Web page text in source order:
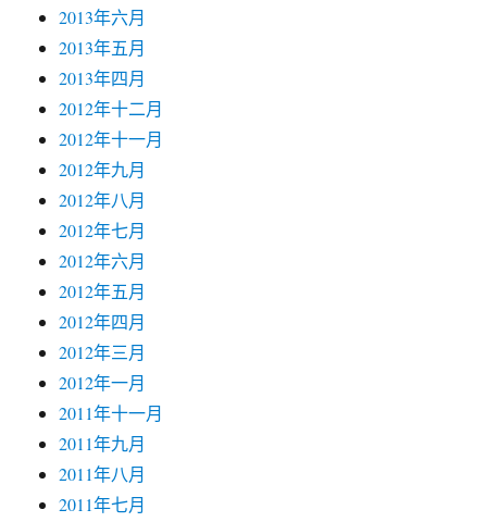
2013年六月
2013年五月
2013年四月
2012年十二月
2012年十一月
2012年九月
2012年八月
2012年七月
2012年六月
2012年五月
2012年四月
2012年三月
2012年一月
2011年十一月
2011年九月
2011年八月
2011年七月